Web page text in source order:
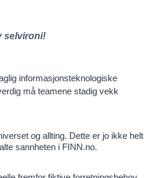
selvironi!
informasjonsteknologiske
må teamene stadig vekk
og allting. Dette er jo ikke helt
sannheten i FINN.no.